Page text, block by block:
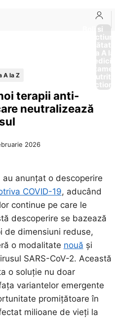
Boli si
Afectiuni
Sănătate
de la A
A la Z
terapii anti-
neutralizează
2026
anunțat o descoperire
COVID-19, aducând
continue pe care le
descoperire se bazează
de dimensiuni reduse,
o modalitate nouă și
SARS-CoV-2. Această
o soluție nu doar
variantelor emergente
promițătoare în
milioane de vieți la